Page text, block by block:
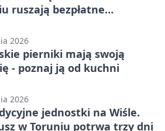
ruszają bezpłatne
2026
pierniki mają swoją
- poznaj ją od kuchni
2026
jednostki na Wiśle.
w Toruniu potrwa trzy dni